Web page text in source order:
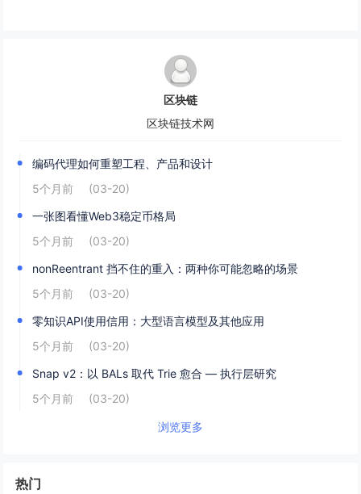
区块链
区块链技术网
编码代理如何重塑工程、产品和设计
5个月前
(03-20)
一张图看懂Web3稳定币格局
5个月前
(03-20)
nonReentrant 挡不住的重入：两种你可能忽略的场景
5个月前
(03-20)
零知识API使用信用：大型语言模型及其他应用
5个月前
(03-20)
Snap v2：以 BALs 取代 Trie 愈合 — 执行层研究
5个月前
(03-20)
浏览更多
热门